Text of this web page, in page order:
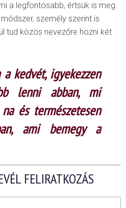
a legfontosabb, értsük is meg.
személy szerint is
tud közös nevezőre hozni két
kedvét, igyekezzen
lenni abban, mi
és természetesen
ami bemegy a
FELIRATKOZÁS